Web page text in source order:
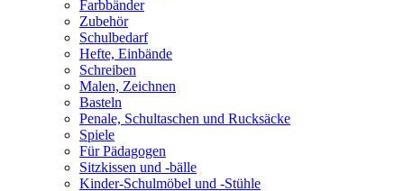
Farbbänder
Zubehör
Schulbedarf
Hefte, Einbände
Schreiben
Malen, Zeichnen
Basteln
Penale, Schultaschen und Rucksäcke
Spiele
Für Pädagogen
Sitzkissen und -bälle
Kinder-Schulmöbel und -Stühle